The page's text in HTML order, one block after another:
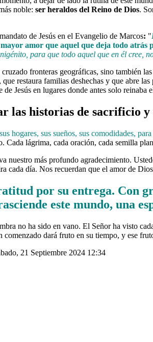
noble: ser heraldos del Reino de Dios.
de Jesús en el Evangelio de Marcos: "
mayor amor que aquel que deja todo atrás
para que todo aquel que en él cree,
fronteras geográficas, sino también
restaura familias deshechas y que abre
Jesús en lugares donde antes solo reinaba
las historias de sacrificio
hogares, sus sueños, sus comodidades,
Cada lágrima, cada oración, cada semilla
nuestro más profundo agradecimiento.
cada día. Nos recuerdan que el amor de
por su entrega. Con
este mundo, una
no ha sido en vano. El Señor ha visto
dará fruto en su tiempo, y ese
21 Septiembre 2024 12:34